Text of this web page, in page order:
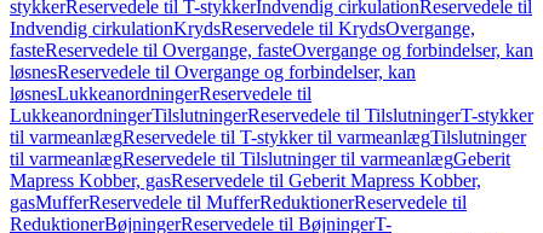
stykkerReservedele til T-stykkerIndvendig cirkulationReservedele til
Indvendig cirkulationKrydsReservedele til KrydsOvergange,
fasteReservedele til Overgange, fasteOvergange og forbindelser, kan
løsnesReservedele til Overgange og forbindelser, kan
løsnesLukkeanordningerReservedele til
LukkeanordningerTilslutningerReservedele til TilslutningerT-stykker
til varmeanlægReservedele til T-stykker til varmeanlægTilslutninger
til varmeanlægReservedele til Tilslutninger til varmeanlægGeberit
Mapress Kobber, gasReservedele til Geberit Mapress Kobber,
gasMufferReservedele til MufferReduktionerReservedele til
ReduktionerBøjningerReservedele til BøjningerT-